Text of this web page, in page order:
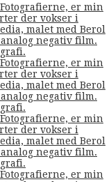
er min
der vokser i
malet med Berol
negativ film.
er min
der vokser i
malet med Berol
negativ film.
er min
der vokser i
malet med Berol
negativ film.
er min